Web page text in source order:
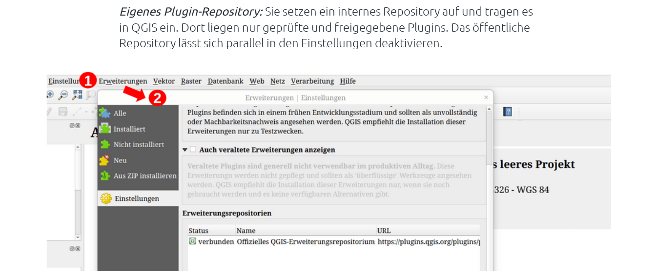
Eigenes Plugin-Repository:Sie setzen ein internes Repository auf und tragen es
in QGIS ein. Dort liegen nur geprüfte und freigegebene Plugins. Das öffentliche
Repository lässt sich parallel in den Einstellungen deaktivieren.